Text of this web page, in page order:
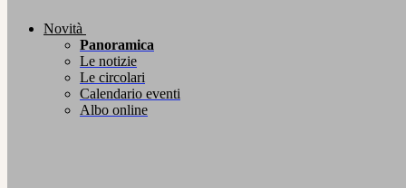
Novità
Panoramica
Le notizie
Le circolari
Calendario eventi
Albo online